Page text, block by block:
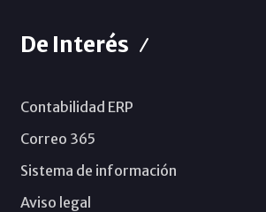
De Interés
Contabilidad ERP
Correo 365
Sistema de información
Aviso legal